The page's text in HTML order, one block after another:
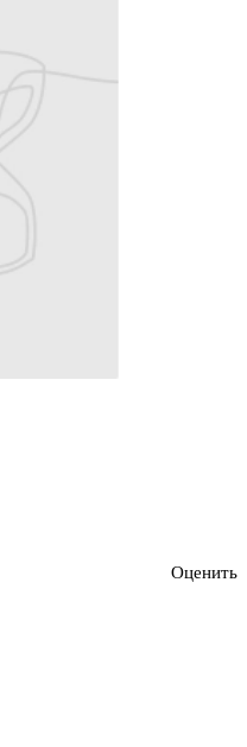
Оценить